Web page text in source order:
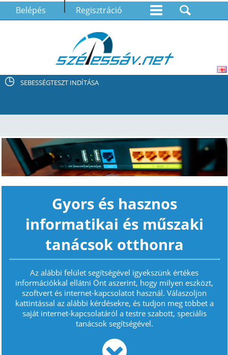
Belépés Regisztráció
SEBESSÉGTESZT INDÍTÁSA
Gyors és hasznos
informatikai és műszaki
tanácsok otthonra
Az alábbi felület segítségével igyekszünk értékes
információkkal ellátni Önt aszerint, hogy milyen eszközt,
szoftvert és internet-kapcsolatot használ. Válaszoljon
kattintással az alábbi kérdésekre, és tudjon meg többet a
saját internet-kapcsolatáról a testre szabott, speciális
tanácsok segítségével.